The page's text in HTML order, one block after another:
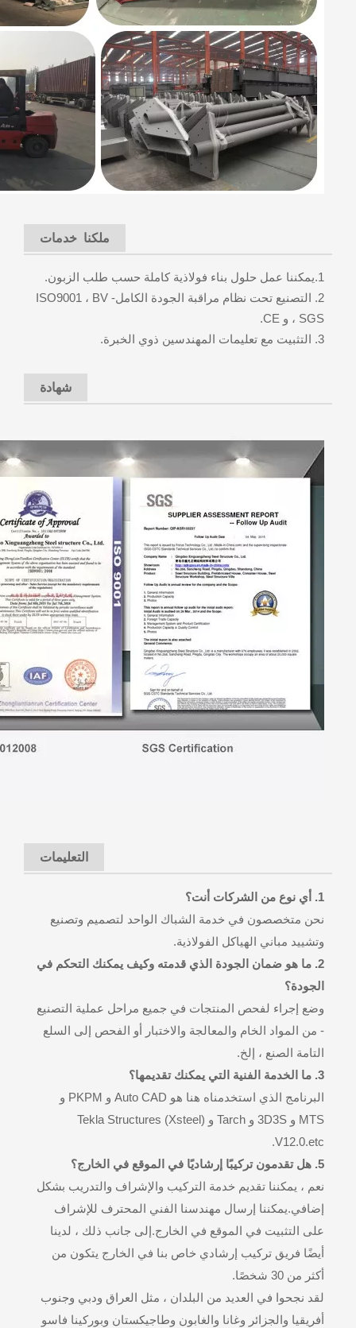
ملكنا خدمات
1.يمكننا عمل حلول بناء فولاذية كاملة حسب طلب الزبون.
2. التصنيع تحت نظام مراقبة الجودة الكامل- ISO9001 ، BV
، SGS و CE.
3. التثبيت مع تعليمات المهندسين ذوي الخبرة.
شهادة
التعليمات
1. أي نوع من الشركات أنت؟
نحن متخصصون في خدمة الشباك الواحد لتصميم وتصنيع
وتشييد مباني الهياكل الفولاذية.
2. ما هو ضمان الجودة الذي قدمته وكيف يمكنك التحكم في
الجودة؟
وضع إجراء لفحص المنتجات في جميع مراحل عملية التصنيع
- من المواد الخام والمعالجة والاختبار أو الفحص إلى السلع
التامة الصنع ، إلخ.
3. ما الخدمة الفنية التي يمكنك تقديمها؟
البرنامج الذي استخدمناه هنا هو Auto CAD و PKPM و
MTS و 3D3S و Tarch و Tekla Structures (Xsteel)
V12.0.etc.
5. هل تقدمون تركيبًا إرشاديًا في الموقع في الخارج؟
نعم ، يمكننا تقديم خدمة التركيب والإشراف والتدريب بشكل
إضافي.يمكننا إرسال مهندسنا الفني المحترف للإشراف
على التثبيت في الموقع في الخارج.إلى جانب ذلك ، لدينا
أيضًا فريق تركيب إرشادي خاص بنا في الخارج يتكون من
أكثر من 30 شخصًا.
لقد نجحوا في العديد من البلدان ، مثل العراق ودبي وجنوب
أفريقيا والجزائر وغانا والغابون وطاجيكستان وبوركينا فاسو